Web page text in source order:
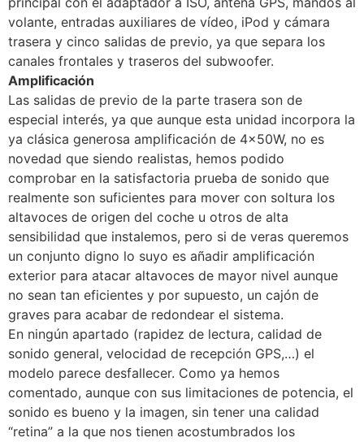
volante, entradas auxiliares de vídeo, iPod y cámara
trasera y cinco salidas de previo, ya que separa los
canales frontales y traseros del subwoofer.
Amplificación
Las salidas de previo de la parte trasera son de
especial interés, ya que aunque esta unidad incorpora la
ya clásica generosa amplificación de 4x50W, no es
novedad que siendo realistas, hemos podido
comprobar en la satisfactoria prueba de sonido que
realmente son suficientes para mover con soltura los
altavoces de origen del coche u otros de alta
sensibilidad que instalemos, pero si de veras queremos
un conjunto digno lo suyo es añadir amplificación
exterior para atacar altavoces de mayor nivel aunque
no sean tan eficientes y por supuesto, un cajón de
graves para acabar de redondear el sistema.
En ningún apartado (rapidez de lectura, calidad de
sonido general, velocidad de recepción GPS,…) el
modelo parece desfallecer. Como ya hemos
comentado, aunque con sus limitaciones de potencia, el
sonido es bueno y la imagen, sin tener una calidad
“retina” a la que nos tienen acostumbrados los